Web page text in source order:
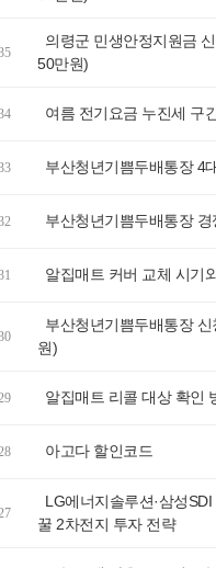
의령군 민생안정지원금
50만원)
여름 전기요금 누진세 구
부산청년기쁨두배통장 4
부산청년기쁨두배통장
알집매트 커버 교체 시기
부산청년기쁨두배통장
원)
알집매트 리콜 대상 확인
아고다 할인코드
LG에너지솔루션·삼성
꿀 2차전지 투자 전략